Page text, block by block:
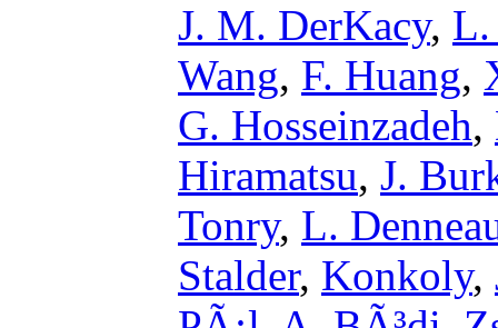
J. M. DerKacy,
Wang, F. Huang,
G. Hosseinzadeh,
Hiramatsu, J.
Tonry, L.
Stalder, Konkoly,